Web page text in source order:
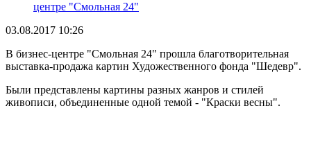
центре "Смольная 24"
03.08.2017 10:26
В бизнес-центре "Смольная 24" прошла благотворительная
выставка-продажа картин Художественного фонда "Шедевр".
Были представлены картины разных жанров и стилей
живописи, объединенные одной темой - "Краски весны".